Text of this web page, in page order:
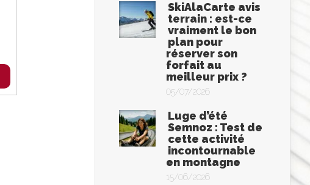
SkiAlaCarte avis
terrain : est-ce
vraiment le bon
plan pour
réserver son
forfait au
meilleur prix ?
05/07/2026
Luge d’été
Semnoz : Test de
cette activité
incontournable
en montagne
15/06/2026